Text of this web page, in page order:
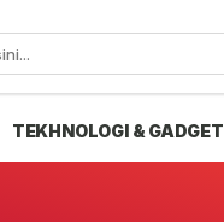
TEKHNOLOGI & GADGET